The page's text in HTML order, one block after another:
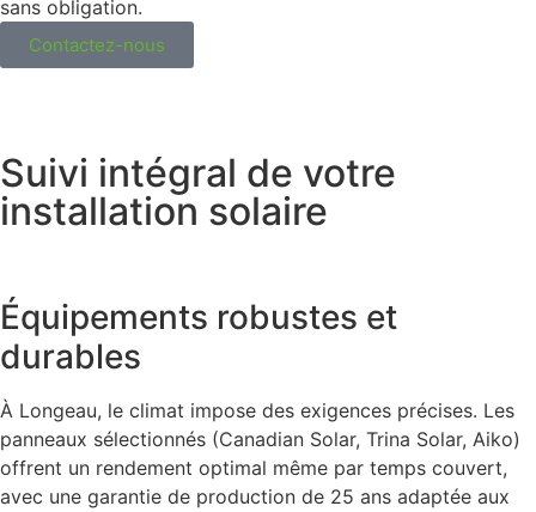
sans obligation.
Contactez-nous
Suivi intégral de votre
installation solaire
Équipements robustes et
durables
À Longeau, le climat impose des exigences précises. Les
panneaux sélectionnés (Canadian Solar, Trina Solar, Aiko)
offrent un rendement optimal même par temps couvert,
avec une garantie de production de 25 ans adaptée aux